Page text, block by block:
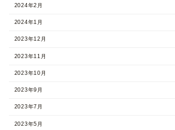
2024年2月
2024年1月
2023年12月
2023年11月
2023年10月
2023年9月
2023年7月
2023年5月